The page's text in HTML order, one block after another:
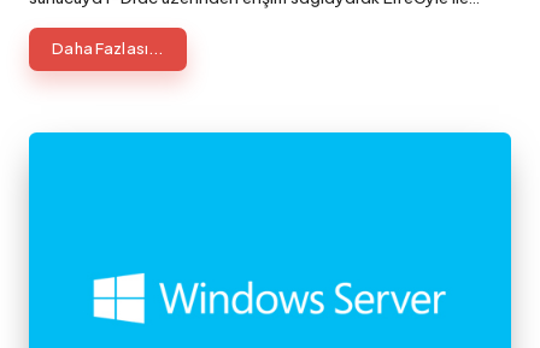
Daha Fazlası...